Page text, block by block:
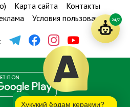
Карта сайта
Контакты
Условия пользования
Ҳуқуқий ёрдам керакми?
24/7